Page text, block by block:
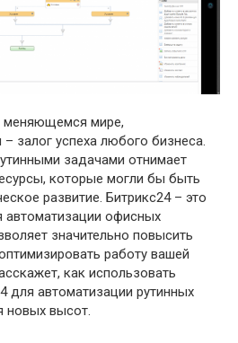
меняющемся мире,
залог успеха любого бизнеса.
задачами отнимает
которые могли бы быть
развитие. Битрикс24 – это
офисных
значительно повысить
работу вашей
как использовать
для автоматизации рутинных
новых высот.